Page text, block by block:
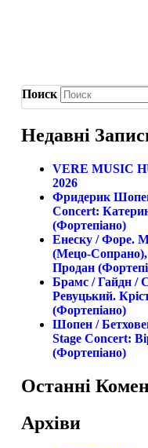
Поиск
Недавні
VERE MUSIC
2026
Фридерик
Concert:
(фортепіано)
Енеску / Форе.
(мецо-
Продан
Брамс / Гайдн /
Ревуцький.
(фортепіано)
Шопен /
Stage Concert:
(фортепіано)
Останні
Архіви